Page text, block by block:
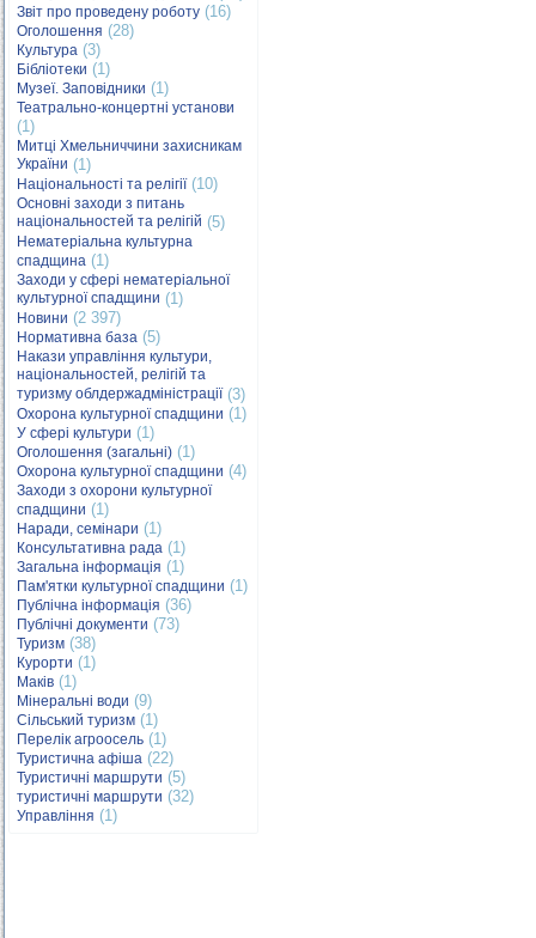
Звіт про проведену роботу (16)
Оголошення (28)
Культура (3)
Бібліотеки (1)
Музеї. Заповідники (1)
Театрально-концертні установи
(1)
Митці Хмельниччини захисникам
України (1)
Національності та релігії(10)
Основні заходи з питань
національностей та релігій (5)
Нематеріальна культурна
спадщина (1)
Заходи у сфері нематеріальної
культурної спадщини (1)
Новини (2 397)
Нормативна база (5)
Накази управління культури,
національностей, релігій та
туризму облдержадміністрації(3)
Охорона культурної спадщини (1)
У сфері культури (1)
Оголошення (загальні) (1)
Охорона культурної спадщини (4)
Заходи з охорони культурної
спадщини (1)
Наради, семінари (1)
Консультативна рада (1)
Загальна інформація (1)
Пам'ятки культурної спадщини (1)
Публічна інформація (36)
Публічні документи (73)
Туризм (38)
Курорти (1)
Маків (1)
Мінеральні води (9)
Сільський туризм (1)
Перелік агроосель (1)
Туристична афіша (22)
Туристичні маршрути (5)
туристичні маршрути (32)
Управління (1)